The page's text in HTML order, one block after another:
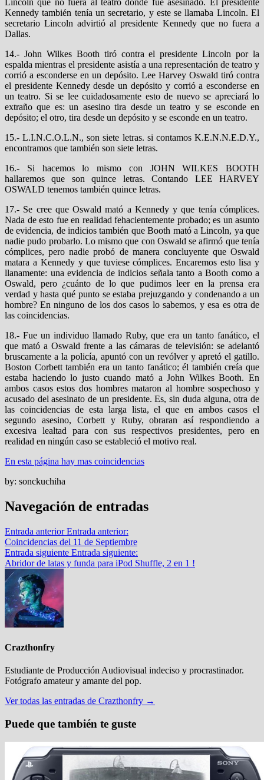
Kennedy también tenía un secretario, y este se llamaba Lincoln. El
secretario Lincoln advirtió al presidente Kennedy que no fuera a
Dallas.
14.- John Wilkes Booth tiró contra el presidente Lincoln por la
espalda mientras el presidente asistía a una representación de teatro y
corrió a esconderse en un depósito. Lee Harvey Oswald tiró contra
el presidente Kennedy desde un depósito y corrió a esconderse en
un teatro. Si se lee cuidadosamente esto de nuevo se apreciará lo
extraño que es: un asesino tira desde un teatro y se esconde en
depósito; el otro, tira desde un depósito y se esconde en un teatro.
15.- L.I.N.C.O.L.N., son siete letras. si contamos K.E.N.N.E.D.Y.,
encontramos que también son siete letras.
16.- Si hacemos lo mismo con JOHN WILKES BOOTH
hallaremos que son quince letras. Contando LEE HARVEY
OSWALD tenemos también quince letras.
17.- Se cree que Oswald mató a Kennedy y que tenía cómplices.
Nada de esto fue en realidad fehacientemente probado; es un asunto
de evidencia, de indicios también que Booth mató a Lincoln, ya que
nadie pudo probarlo. Lo mismo que con Oswald se afirmó que tenía
cómplices, pero nadie probó de manera concluyente que Oswald
matara a Kennedy y que tuviese cómplices. Encaremos esto lisa y
llanamente: una evidencia de indicios señala tanto a Booth como a
Oswald, pero ¿cuánto de lo que pudimos leer en la prensa era
verdad y hasta qué punto se estaba prejuzgando y condenando a un
hombre? En ninguno de los dos casos lo sabemos, y esa es otra de
las coincidencias.
18.- Fue un individuo llamado Ruby, que era un tanto fanático, el
que mató a Oswald frente a las cámaras de televisión: se adelantó
bruscamente a la policía, apuntó con un revólver y apretó el gatillo.
Boston Corbett también era un tanto fanático; él también creía que
estaba haciendo lo justo cuando mató a John Wilkes Booth. En
ambos casos estos dos hombres mataron al hombre sospechoso y
acusado del asesinato de un presidente. Es, sin duda alguna, otra de
las coincidencias de esta larga lista, el que en ambos casos el
segundo asesino, Corbett y Ruby, obraran así respondiendo a
excesiva lealtad para con sus respectivos presidentes, pero en
realidad en ningún caso se estableció el motivo real.
En esta página hay mas coincidencias
by: sonckuchiha
Navegación de entradas
Entrada anterior Entrada anterior:
Coincidencias del 11 de Septiembre
Entrada siguiente Entrada siguiente:
Abridor de latas y funda para iPod Shuffle, 2 en 1 !
Crazthonfry
Estudiante de Producción Audiovisual indeciso y procrastinador.
Fotógrafo amateur y amante del pop.
Ver todas las entradas de Crazthonfry →
Puede que también te guste